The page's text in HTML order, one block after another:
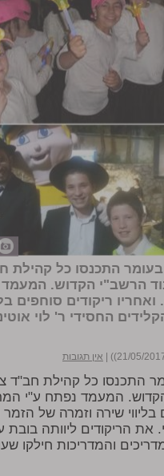
התכנסו כל קהילת
הרשב"י הקדוש.
ריקודים סוחפים
החסידי ר' לוי
אין תגובות
התכנסו כל קהילת
המעמד נפתח ע"י
שירה וזמרה של הזמר
את הריקודים ליוותה בובת
והמדריכות חילקו